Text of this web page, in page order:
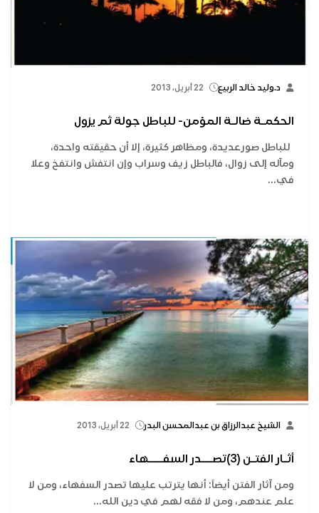
د.وليد خالد الربيع 22 أبريل، 2013
الحكمـة ضالـة المؤمن- للباطل جولة ثم يزول
للباطل صورعديدة، ومظاهر كثيرة، إلا أن حقيقته واحدة،
ومآله إلى زوال، فالباطل زيف وسراب وإن انتفش وانتفخ وعلا
في...
الشيخ عبدالرزاق بن عبدالمحسن البدر 22 أبريل، 2013
أثـار الفتـن (3)تصـــدر السفــــهاء
ومن آثار الفتن أيضاً: أنها يترتب عليها تصدر السفهاء، ومن لا
علم عندهم، ومن لا فقه لهم في دين الله...